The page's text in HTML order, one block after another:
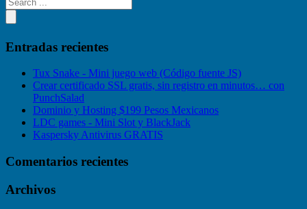
Entradas recientes
Tux Snake - Mini juego web (Código fuente JS)
Crear certificado SSL gratis, sin registro en minutos… con
PunchSalad
Dominio y Hosting $199 Pesos Mexicanos
LDC games - Mini Slot y BlackJack
Kaspersky Antivirus GRATIS
Comentarios recientes
Archivos